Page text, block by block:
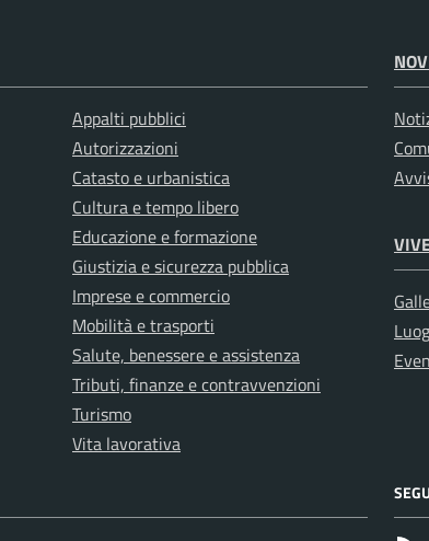
Appalti pubblici
Autorizzazioni
Catasto e urbanistica
Cultura e tempo libero
Educazione e formazione
Giustizia e sicurezza pubblica
Imprese e commercio
Mobilità e trasporti
Salute, benessere e assistenza
Tributi, finanze e contravvenzioni
Turismo
Vita lavorativa